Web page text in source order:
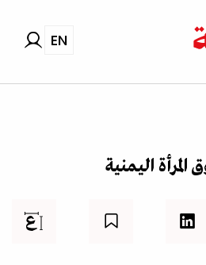
EN
اليمنية